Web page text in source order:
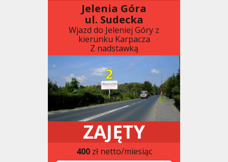
Jelenia Góra
ul. Sudecka
Wjazd do Jeleniej Góry z
kierunku Karpacza
Z nadstawką
ZAJĘTY
400zł netto/miesiąc